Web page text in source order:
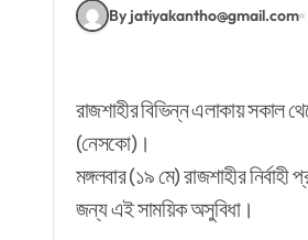
By jatiyakantho@gmail.com
রাজশাহীর বিভিন্ন এলাকায় সকাল থেকে টানা ৬ ঘণ্টা বিদ্যুৎ সরবরাহ বন্ধ থাকবে বলে জানিয়েছে নর্দান ইলেকট্রিসিটি সাপ্লাই পিএলসি
(নেসকো)।
মঙ্গলবার (১৯ মে) রাজশাহীর
জন্য এই সাময়িক অসুবিধা।